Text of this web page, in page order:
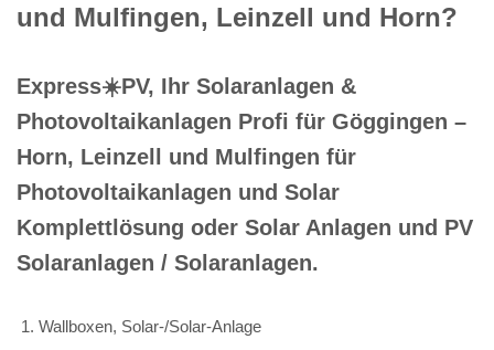
und Mulfingen, Leinzell und Horn?
Express☀️PV️, Ihr Solaranlagen &
Photovoltaikanlagen Profi für Göggingen –
Horn, Leinzell und Mulfingen für
Photovoltaikanlagen und Solar
Komplettlösung oder Solar Anlagen und PV
Solaranlagen / Solaranlagen.
Wallboxen, Solar-/Solar-Anlage